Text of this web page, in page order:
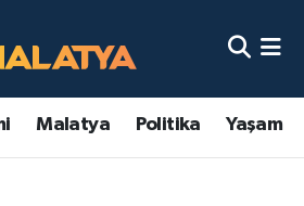
Malatya Politika Yaşam
Eczaneler
Vakitleri